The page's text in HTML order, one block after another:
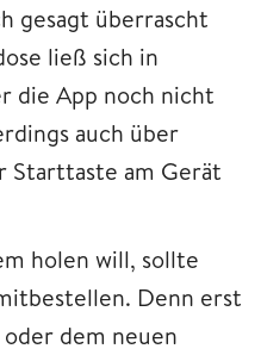
gesagt überrascht
ließ sich in
die App noch nicht
auch über
Starttaste am Gerät
holen will, sollte
Denn erst
dem neuen